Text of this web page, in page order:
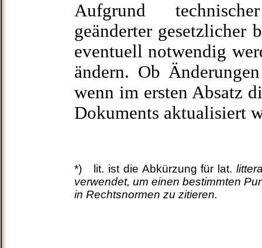
Aufgrund
geänderter gesetzlicher
eventuell notwendig
ändern. Ob
wenn im ersten Absatz
Dokuments aktualisiert
*) lit. ist die Abkürzung für lat.
verwendet, um einen bestimmten
in Rechtsnormen zu zitieren.